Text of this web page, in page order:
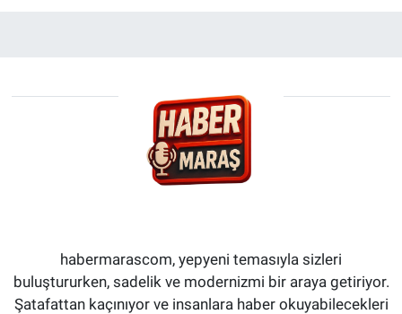
habermarascom, yepyeni temasıyla sizleri
buluştururken, sadelik ve modernizmi bir araya getiriyor.
Şatafattan kaçınıyor ve insanlara haber okuyabilecekleri